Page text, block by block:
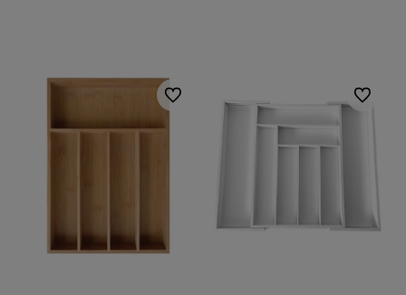
Do ulubionych Do